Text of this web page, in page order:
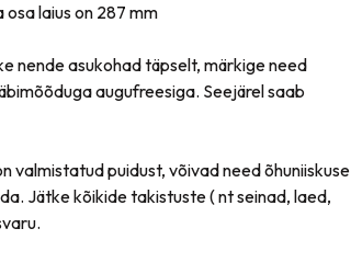
laius on 287 mm
nende asukohad täpselt, märkige need
augufreesiga. Seejärel saab
valmistatud puidust, võivad need õhuniiskuse
Jätke kõikide takistuste ( nt seinad, laed,